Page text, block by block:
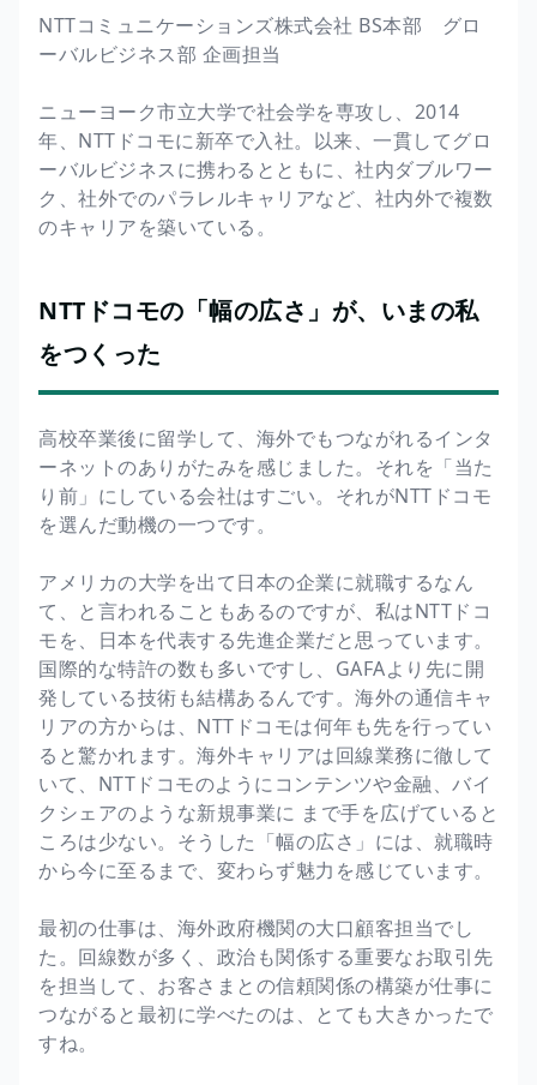
NTTコミュニケーションズ株式会社 BS本部 グロ
ーバルビジネス部 企画担当
ニューヨーク市立大学で社会学を専攻し、2014
年、NTTドコモに新卒で入社。以来、一貫してグロ
ーバルビジネスに携わるとともに、社内ダブルワー
ク、社外でのパラレルキャリアなど、社内外で複数
のキャリアを築いている。
NTTドコモの「幅の広さ」が、いまの私
をつくった
高校卒業後に留学して、海外でもつながれるインタ
ーネットのありがたみを感じました。それを「当た
り前」にしている会社はすごい。それがNTTドコモ
を選んだ動機の一つです。
アメリカの大学を出て日本の企業に就職するなん
て、と言われることもあるのですが、私はNTTドコ
モを、日本を代表する先進企業だと思っています。
国際的な特許の数も多いですし、GAFAより先に開
発している技術も結構あるんです。海外の通信キャ
リアの方からは、NTTドコモは何年も先を行ってい
ると驚かれます。海外キャリアは回線業務に徹して
いて、NTTドコモのようにコンテンツや金融、バイ
クシェアのような新規事業に まで手を広げていると
ころは少ない。そうした「幅の広さ」には、就職時
から今に至るまで、変わらず魅力を感じています。
最初の仕事は、海外政府機関の大口顧客担当でし
た。回線数が多く、政治も関係する重要なお取引先
を担当して、お客さまとの信頼関係の構築が仕事に
つながると最初に学べたのは、とても大きかったで
すね。